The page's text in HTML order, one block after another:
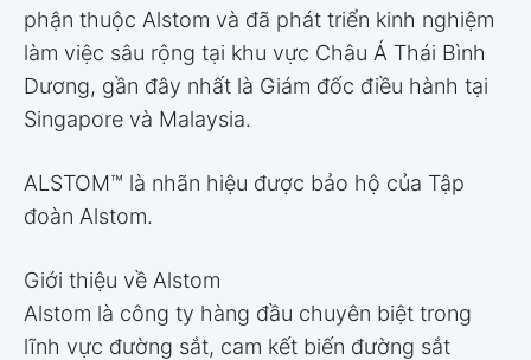
phận thuộc Alstom và đã phát triển kinh nghiệm
làm việc sâu rộng tại khu vực Châu Á Thái Bình
Dương, gần đây nhất là Giám đốc điều hành tại
Singapore và Malaysia.
ALSTOM™ là nhãn hiệu được bảo hộ của Tập
đoàn Alstom.
Giới thiệu về Alstom
Alstom là công ty hàng đầu chuyên biệt trong
lĩnh vực đường sắt, cam kết biến đường sắt